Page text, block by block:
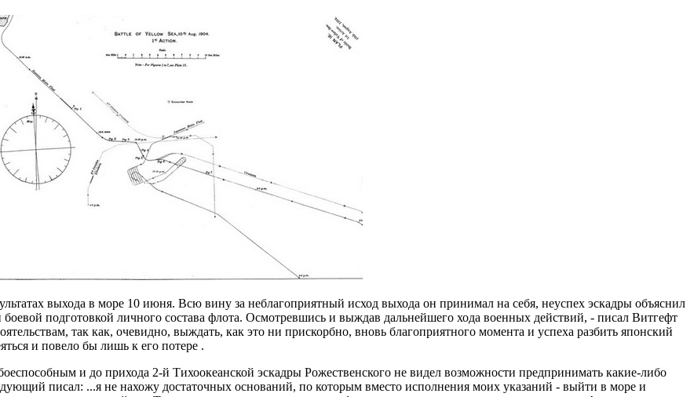
выхода в море 10 июня. Всю вину за неблагоприятный исход выхода он принимал на себя, неуспех эскадры объяснил
подготовкой личного состава флота. Осмотревшись и выждав дальнейшего хода военных действий, - писал Витгефт
так как, очевидно, выждать, как это ни прискорбно, вновь благоприятного момента и успеха разбить японский
и повело бы лишь к его потере .
и до прихода 2-й Тихоокеанской эскадры Рожественского не видел возможности предпринимать какие-либо
писал: ...я не нахожу достаточных оснований, по которым вместо исполнения моих указаний - выйти в море и